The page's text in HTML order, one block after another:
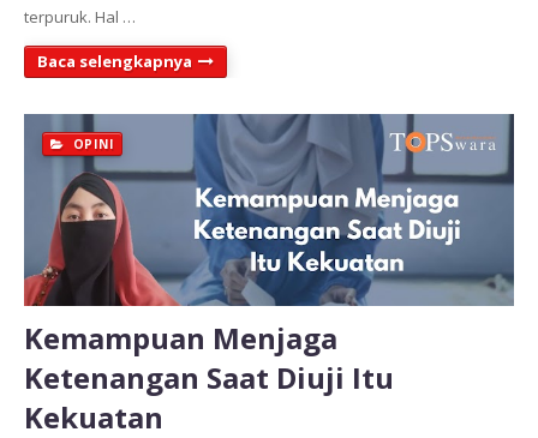
terpuruk. Hal …
Baca selengkapnya
OPINI
Kemampuan Menjaga
Ketenangan Saat Diuji Itu
Kekuatan